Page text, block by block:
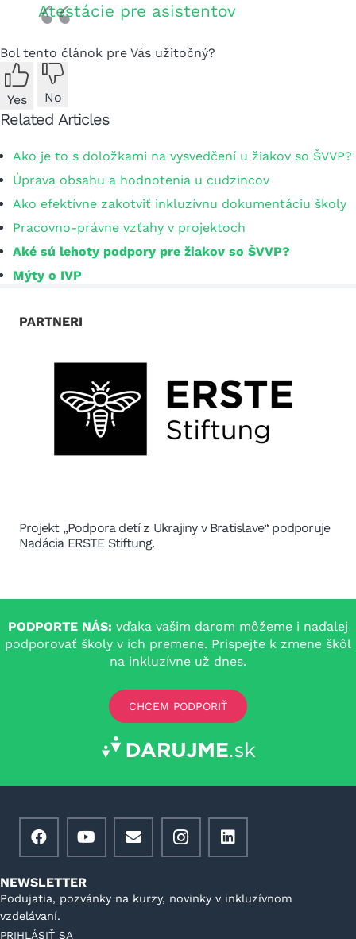
Atestácie pre asistentov
Bol tento článok pre Vás užitočný?
Yes No
Related Articles
Ako je to s doložkami na vysvedčení u žiakov so ŠVVP?
Úprava obsahu a hodnotenia u cudzincov
Ako efektívne zakotviť inkluzívnu dokumentáciu školy
Pracovno-právne vzťahy v projektoch
Aké sú lehoty podpory pre žiakov so ŠVVP?
Mýty o IVP
PARTNERI
Projekt „Podpora detí z Ukrajiny v Bratislave“ podporuje
Nadácia ERSTE Stiftung.
PODPORTE NÁS: vďaka vašim darom môžeme i naďalej
podporovať školy v ich premene. Prispejte k zmene škôl
na inkluzívne už dnes.
CHCEM PODPORIŤ
NEWSLETTER
Podujatia, pozvánky na kurzy, novinky v inkluzívnom
vzdelávaní.
PRIHLÁSIŤ SA